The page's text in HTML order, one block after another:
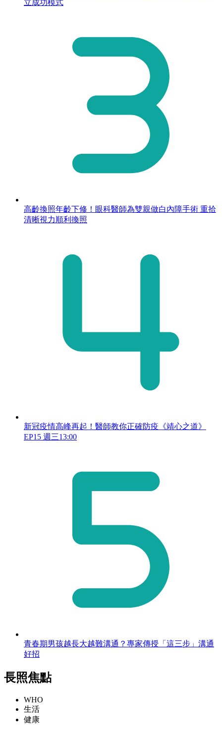
立成功模式
高齡換照年齡下修！眼科醫師為雙親做白內障手術 重拾
清晰視力順利換照
新冠疫情高峰再起！醫師教你正確防疫《靖心之道》
EP15 週三13:00
青春期男孩越長大越難溝通？專家傳授「這三步」溝通
好招
長照焦點
WHO
生活
健康